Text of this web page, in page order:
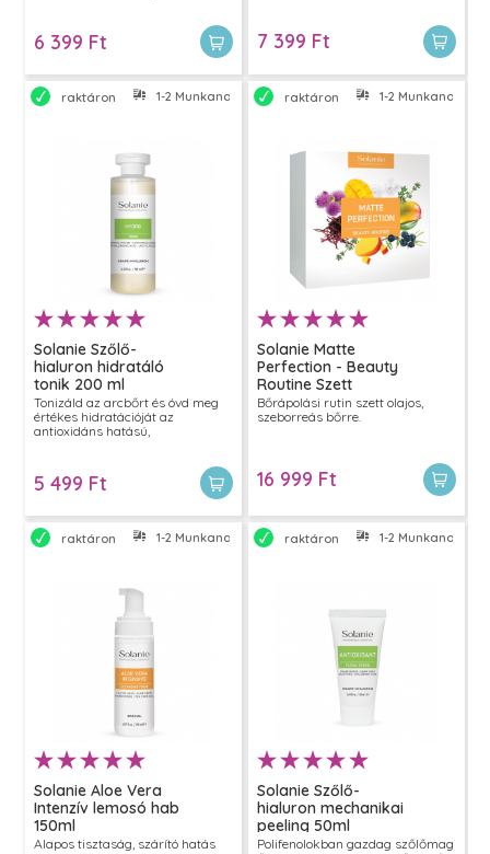
cukortenzideket tartalmazó
lemosó kíméletesen távolítja el a
bőrön napközben felhalmozódó
szennyeződéseket és antioxidáns
összetevőivel már a bőrápolás
első lépésénél védi a bőr sejtjeit.
6 399 Ft 7 399 Ft
raktáron 1-2 Munkanapon belül szállítjuk
Solanie Szőlő-
hialuron hidratáló
tonik 200 ml
Tonizáld az arcbőrt és óvd meg
értékes hidratációját az
antioxidáns hatású,
szőlő-hialuron hidratáló tonikkal.
5 499 Ft
raktáron 1-2 Munkanapon
Solanie Matte
Perfection - Beauty
Routine Szett
Bőrápolási rutin szett olajos,
szeborreás bőrre.
16 999 Ft
raktáron 1-2 Munkanapon belül szállítjuk
Solanie Aloe Vera
Intenzív lemosó hab
150ml
Alapos tisztaság, szárító hatás
raktáron 1-2 Munkanapon
Solanie Szőlő-
hialuron mechanikai
peeling 50ml
Polifenolokban gazdag szőlőmag